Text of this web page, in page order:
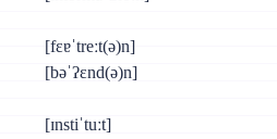
[fɛɐˈtreːt(ə)n]
[bəˈʔɛnd(ə)n]
[ɪnstiˈtuːt]